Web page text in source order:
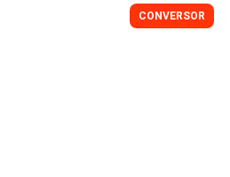
CONVERSOR